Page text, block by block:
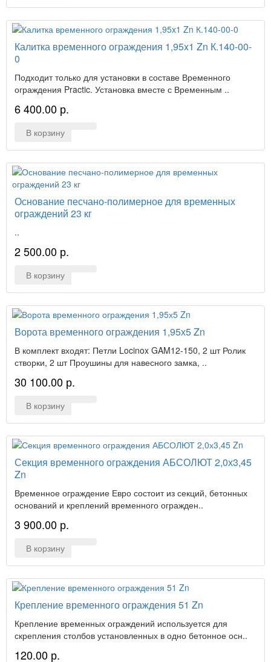
Калитка временного ограждения 1,95x1 Zn К.140-00-
0
Подходит только для установки в составе Временного
ограждения Practic. Установка вместе с Временным ..
6 400.00 р.
В корзину
Основание песчано-полимерное для временных
ограждений 23 кг
..
2 500.00 р.
В корзину
Ворота временного ограждения 1,95х5 Zn
В комплект входят: Петли Locinox GAM12-150, 2 шт Ролик
створки, 2 шт Проушины для навесного замка, ..
30 100.00 р.
В корзину
Секция временного ограждения АБСОЛЮТ 2,0х3,45
Zn
Временное ограждение Евро состоит из секций, бетонных
оснований и креплений временного огражден..
3 900.00 р.
В корзину
Крепление временного ограждения 51 Zn
Крепление временных ограждений используется для
скрепления столбов установленных в одно бетонное осн..
120.00 р.